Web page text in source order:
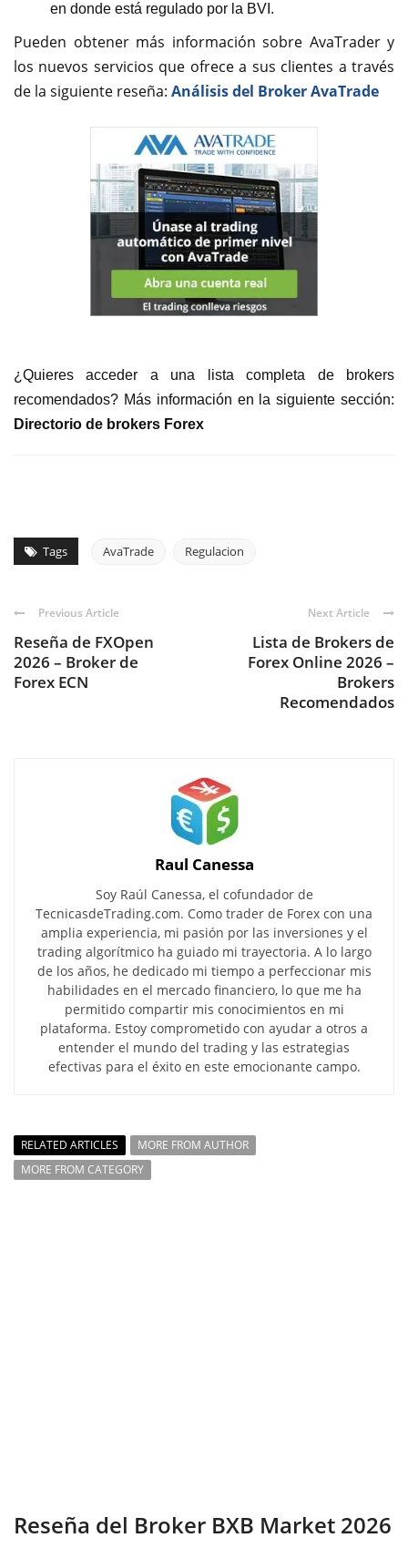
en donde está regulado por la BVI.
Pueden obtener más información sobre AvaTrader y
los nuevos servicios que ofrece a sus clientes a través
de la siguiente reseña: Análisis del Broker AvaTrade
¿Quieres acceder a una lista completa de brokers
recomendados? Más información en la siguiente sección:
Directorio de brokers Forex
Tags AvaTrade Regulacion
Previous Article
Reseña de FXOpen
2026 – Broker de
Forex ECN
Next Article
Lista de Brokers de
Forex Online 2026 –
Brokers
Recomendados
Raul Canessa
Soy Raúl Canessa, el cofundador de
TecnicasdeTrading.com. Como trader de Forex con una
amplia experiencia, mi pasión por las inversiones y el
trading algorítmico ha guiado mi trayectoria. A lo largo
de los años, he dedicado mi tiempo a perfeccionar mis
habilidades en el mercado financiero, lo que me ha
permitido compartir mis conocimientos en mi
plataforma. Estoy comprometido con ayudar a otros a
entender el mundo del trading y las estrategias
efectivas para el éxito en este emocionante campo.
RELATED ARTICLES
MORE FROM AUTHOR
MORE FROM CATEGORY
Reseña del Broker BXB Market 2026